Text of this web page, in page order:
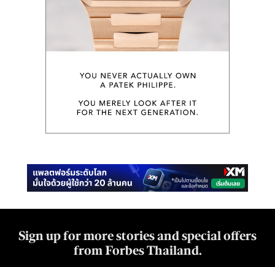
Sign up for more stories and special offers
from Forbes Thailand.